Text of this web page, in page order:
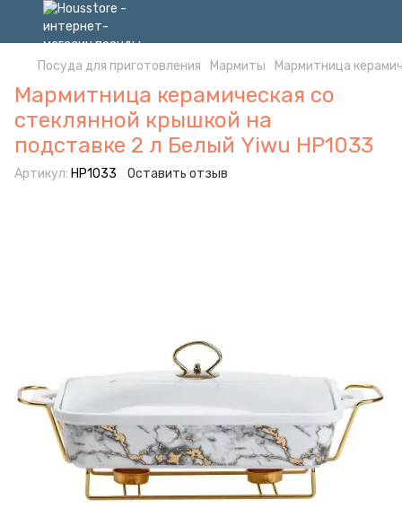
Посуда для приготовления Мармиты Мармитница
Мармитница керамическая со
стеклянной крышкой на
подставке 2 л Белый Yiwu HP1033
Артикул: HP1033 Оставить отзыв